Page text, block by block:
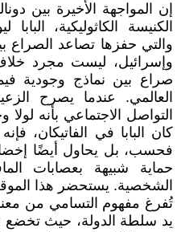
والتي حفزها تصاعد الصراع
وإسرائيل، ليست مجرد
صراع بين نماذج وجودية
العالمي. عندما يصرح
التواصل الاجتماعي بأنه
كان البابا في الفاتيكان،
فحسب، بل يحاول أيضًا
حماية شبيهة بعصابات
الشخصية. يستحضر هذا
تُفرغ مفهوم التسامي من
يد سلطة الدولة، حيث